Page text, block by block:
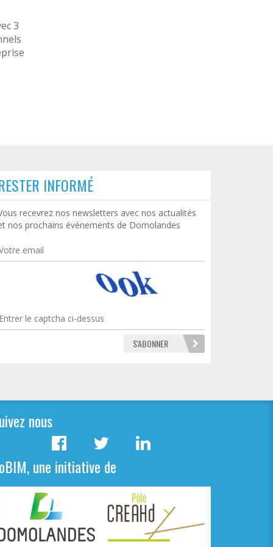
3
Retour sur le P’tit déj Alto
Ingénierie
SoBIM nous a accueilli le 1er...
LIRE LA SUITE
INFORMÉ
recevrez nos newsletters avec nos actualités
nos prochains événements de Domolandes
nous
une initiative de